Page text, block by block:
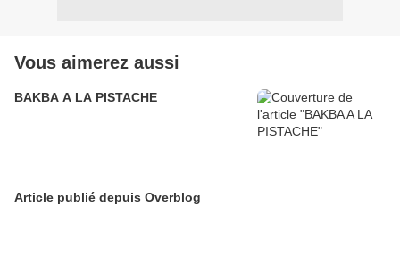
Vous aimerez aussi
BAKBA A LA PISTACHE
Article publié depuis Overblog